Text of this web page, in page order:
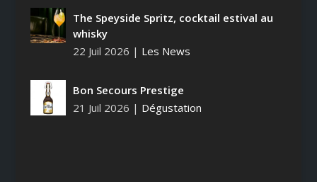
The Speyside Spritz, cocktail estival au
whisky
22 Juil 2026 | Les News
Bon Secours Prestige
21 Juil 2026 | Dégustation